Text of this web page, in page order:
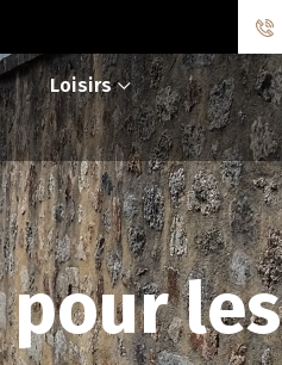
Loisirs
les